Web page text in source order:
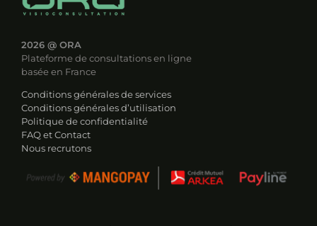
2026 @ ORA
Plateforme de consultations en ligne
basée en France
Conditions générales de services
Conditions générales d’utilisation
Politique de confidentialité
FAQ et Contact
Nous recrutons